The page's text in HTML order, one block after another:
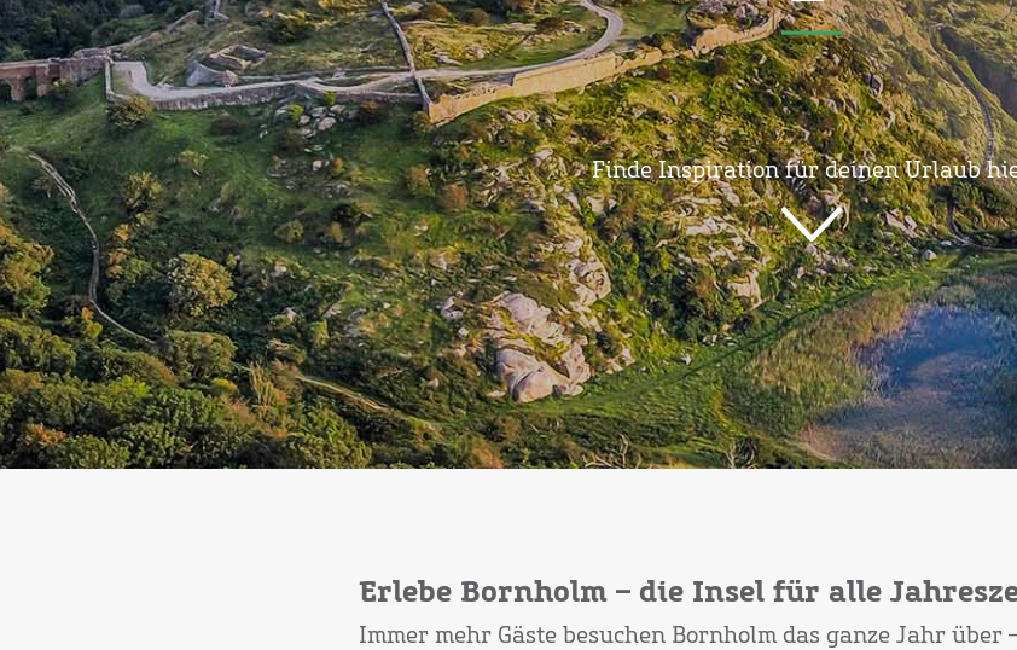
Finde Inspiration für deinen Urlaub
Erlebe Bornholm – die Insel für alle
Immer mehr Gäste besuchen Bornholm das ganze Jahr über